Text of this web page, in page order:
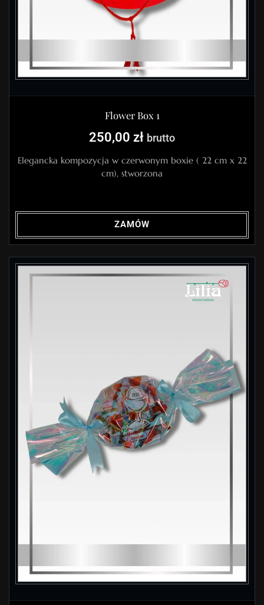
Flower Box 1
250,00 zł brutto
Elegancka kompozycja w czerwonym boxie ( 22 cm x 22
cm), stworzona
ZAMÓW